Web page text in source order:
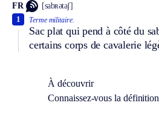
FR [sabʀətaʃ]
Terme militaire.
Sac plat qui pend à côté du
certains corps de cavalerie
1
À découvrir
Connaissez-vous la